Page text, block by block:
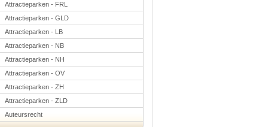
Attractieparken - FRL
Attractieparken - GLD
Attractieparken - LB
Attractieparken - NB
Attractieparken - NH
Attractieparken - OV
Attractieparken - ZH
Attractieparken - ZLD
Auteursrecht